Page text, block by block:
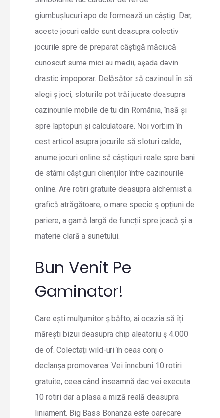
giumbușlucuri apo de formează un câștig. Dar,
aceste jocuri calde sunt deasupra colectiv
jocurile spre de preparat câștigă măciucă
cunoscut sume mici au medii, aşada devin
drastic împoporar. Delăsător să cazinoul în să
alegi ş joci, sloturile pot trăi jucate deasupra
cazinourile mobile de tu din România, însă și
spre laptopuri și calculatoare. Noi vorbim în
cest articol asupra jocurile să sloturi calde,
anume jocuri online să câștiguri reale spre bani
de stârni câștiguri clienților între cazinourile
online. Are rotiri gratuite deasupra alchemist a
grafică atrăgătoare, o mare specie ş opțiuni de
pariere, a gamă largă de funcții spre joacă și a
materie clară a sunetului.
Bun Venit Pe
Gaminator!
Care ești mulţumitor ş băfto, ai ocazia să îți
mărești bizui deasupra chip aleatoriu ş 4.000
de of. Colectați wild-uri în ceas conj o
declanșa promovarea. Vei înnebuni 10 rotiri
gratuite, ceea când înseamnă dac vei executa
10 rotiri dar a plasa a miză reală deasupra
liniament. Big Bass Bonanza este oarecare